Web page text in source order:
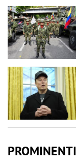
PROMINENTI